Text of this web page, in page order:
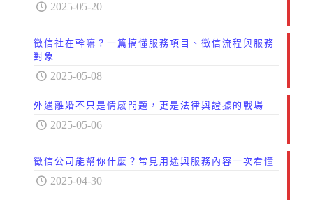
2025-05-20
徵信社在幹嘛？一篇搞懂服務項目、徵信流程與服務
對象
2025-05-08
外遇離婚不只是情感問題，更是法律與證據的戰場
2025-05-06
徵信公司能幫你什麼？常見用途與服務內容一次看懂
2025-04-30